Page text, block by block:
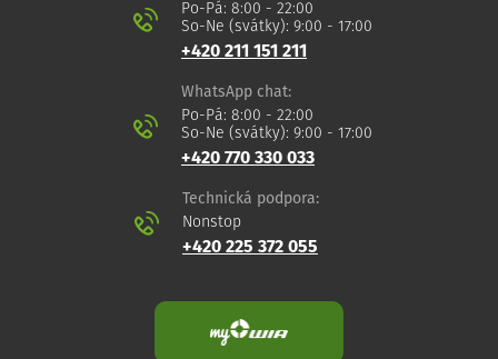
Po-Pá: 8:00 - 22:00
So-Ne (svátky): 9:00 - 17:00
+420 211 151 211
WhatsApp chat:
Po-Pá: 8:00 - 22:00
So-Ne (svátky): 9:00 - 17:00
+420 770 330 033
Technická podpora:
Nonstop
+420 225 372 055